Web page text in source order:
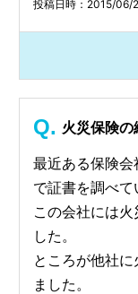
投稿日時：2015/06/
火災保険
最近ある保険
で証書を調べて
この会社には
した。
ところが他社
ました。